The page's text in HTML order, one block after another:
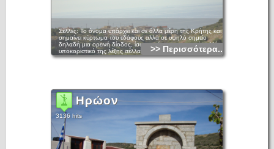
Σέλλες: Το όνομα υπάρχει και σε άλλα μέρη της Κρήτης και
σημαίνει κύρτωμα του εδάφους αλλά σε υψηλό σημείο
δηλαδή μια ορεινή δίοδος, ίσως από το μεσαιωνικό σελλίον,
υποκοριστικό της λέξης σέλλα. Απογράφεται σαν Σέλλαις το
1881 με πληθυσμό 252 κατοίκους και ανήκε στο Δήμο
>> Περισσότερα...
Ηρώον
3136 hits